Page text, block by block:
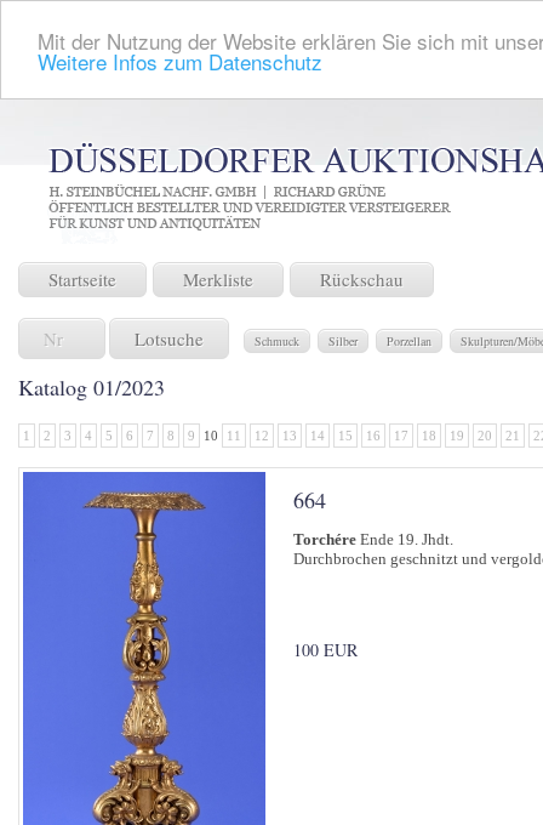
Mit der Nutzung der Website erklären Sie sich mit
Weitere Infos zum Datenschutz
Startseite Merkliste Rückschau
Lotsuche Schmuck Silber Porzellan Skulpturen/
Katalog 01/2023
1 2 3 4 5 6 7 8 9 10 11 12 13 14 15 16 17 18 19 20 21
664
Torchére Ende 19. Jhdt.
Durchbrochen geschnitzt und
100 EUR